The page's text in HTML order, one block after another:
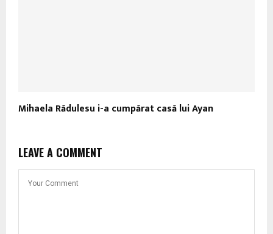
Mihaela Rădulesu i-a cumpărat casă lui Ayan
LEAVE A COMMENT